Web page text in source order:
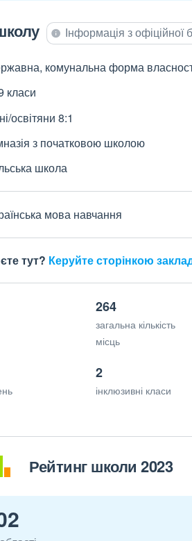
Інформація з
комунальна форма
класи
освітяни 8:1
з початковою школою
школа
мова навчання
тут? Керуйте сторінкою
264
загальна кількість
місць
2
інклюзивні класи
Рейтинг школи 2023